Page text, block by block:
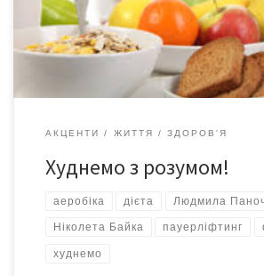
порядку денному питання, як привести
привабливий […]
АКЦЕНТИ ЖИТТЯ ЗДОРОВ'Я
Худнемо з розумом!
аеробіка дієта Людмила
Ніколета Байка пауерліфтинг
худнемо